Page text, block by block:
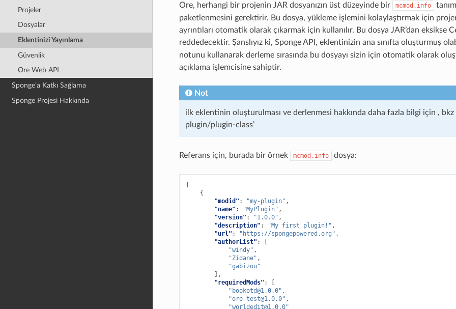
Projeler
Dosyalar
Eklentinizi Yayınlama
Güvenlik
Ore Web API
Sponge’a Katkı Sağlama
Sponge Projesi Hakkında
Ore, herhangi bir projenin JAR dosyanızın üst düzeyinde bir mcmod.info
paketlenmesini gerektirir. Bu dosya, yükleme işlemini kolaylaştırmak için
ayrıntıları otomatik olarak çıkarmak için kullanılır. Bu dosya JAR’dan eksikse
reddedecektir. Şanslıyız ki, Sponge API, eklentinizin ana sınıfta oluşturmuş
notunu kullanarak derleme sırasında bu dosyayı sizin için otomatik olarak
açıklama işlemcisine sahiptir.
Not
ilk eklentinin oluşturulması ve derlenmesi hakkında daha fazla bilgi için , bkz
plugin/plugin-class’
Referans için, burada bir örnek mcmod.info dosya:
[
{
"modid" : "my-plugin" ,
"name" : "MyPlugin" ,
"version" : "1.0.0" ,
"description" : "My first plugin!" ,
"url" : "https://spongepowered.org" ,
"authorList" :
[
"windy" ,
"Zidane" ,
"gabizou"
],
"requiredMods" :
[
" bookotd@1.0.0" ,
"ore-test@1.0.0" ,
"worldedit@1.0.0"